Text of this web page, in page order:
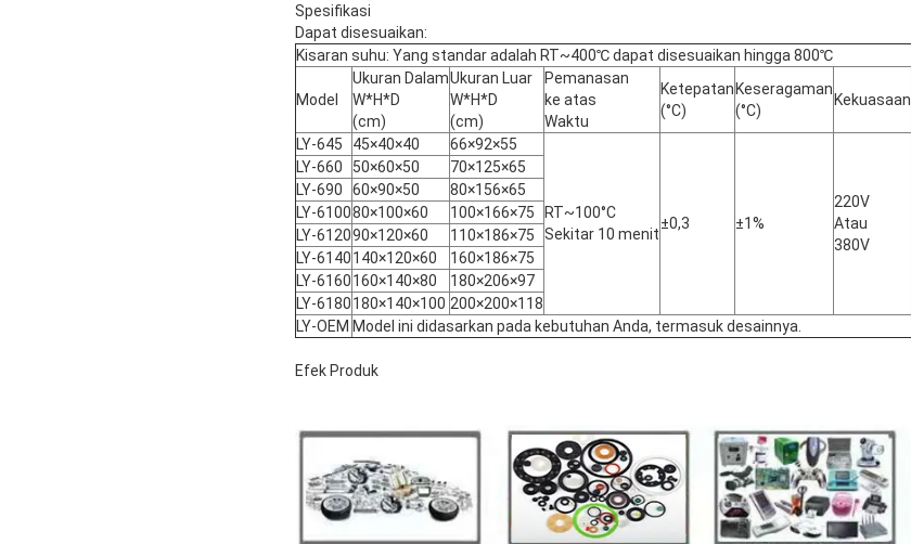
Spesifikasi
Dapat disesuaikan:
Kisaran suhu: Yang standar adalah RT~400℃ dapat disesuaikan hingga 800℃
Model
Ukuran Dalam
W*H*D
(cm)
Ukuran Luar
W*H*D
(cm)
Pemanasan
ke atas
Waktu
Ketepatan
(°C)
Keseragaman
(°C)
Kekuasaan
LY-645
45×40×40 66×92×55
RT~100°C
Sekitar 10 menit
±0,3 ±1%
220V
Atau
380V
LY-660
50×60×50 70×125×65
LY-690
60×90×50 80×156×65
LY-610080×100×60 100×166×75
LY-612090×120×60 110×186×75
LY-6140140×120×60 160×186×75
LY-6160160×140×80 180×206×97
LY-6180180×140×100 200×200×118
LY-OEM Model ini didasarkan pada kebutuhan Anda, termasuk desainnya.
Efek Produk